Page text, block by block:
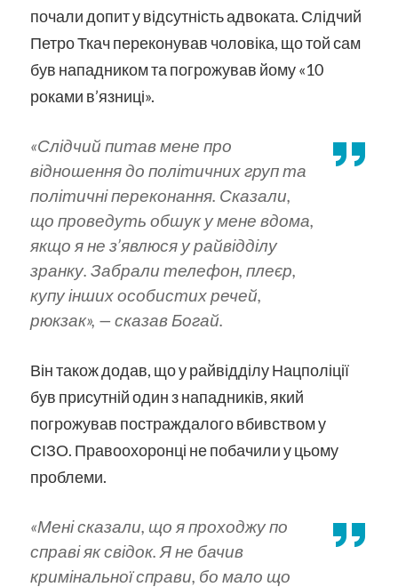
почали допит у відсутність адвоката. Слідчий
Петро Ткач переконував чоловіка, що той сам
був нападником та погрожував йому «10
роками в’язниці».
«Слідчий питав мене про
відношення до політичних груп та
політичні переконання. Сказали,
що проведуть обшук у мене вдома,
якщо я не з’явлюся у райвідділу
зранку. Забрали телефон, плеєр,
купу інших особистих речей,
рюкзак», — сказав Богай.
Він також додав, що у райвідділу Нацполіції
був присутній один з нападників, який
погрожував постраждалого вбивством у
СІЗО. Правоохоронці не побачили у цьому
проблеми.
«Мені сказали, що я проходжу по
справі як свідок. Я не бачив
кримінальної справи, бо мало що